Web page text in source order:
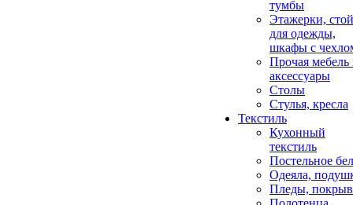
тумбы
Этажерки,
для одежды,
шкафы с
Прочая мебель
аксессуары
Столы
Стулья, кресла
Текстиль
Кухонный
текстиль
Постельное
Одеяла,
Пледы,